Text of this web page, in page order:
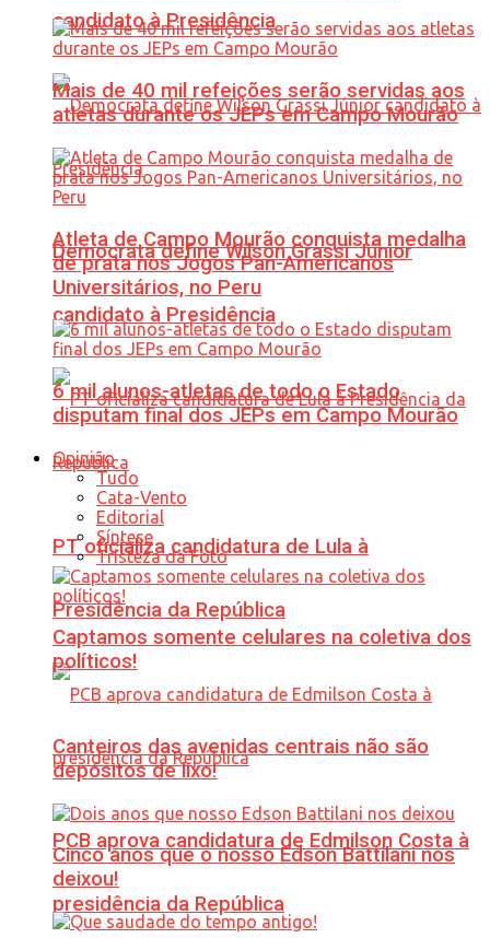
candidato à Presidência
Democrata define Wilson Grassi Júnior
candidato à Presidência
PT oficializa candidatura de Lula à
Presidência da República
PCB aprova candidatura de Edmilson Costa à
presidência da República
Mais de 40 mil refeições serão servidas aos
atletas durante os JEPs em Campo Mourão
Atleta de Campo Mourão conquista medalha
de prata nos Jogos Pan-Americanos
Universitários, no Peru
6 mil alunos-atletas de todo o Estado
disputam final dos JEPs em Campo Mourão
Opinião
Tudo
Cata-Vento
Editorial
Síntese
Tristeza da Foto
Captamos somente celulares na coletiva dos
políticos!
Canteiros das avenidas centrais não são
depósitos de lixo!
Cinco anos que o nosso Edson Battilani nos
deixou!